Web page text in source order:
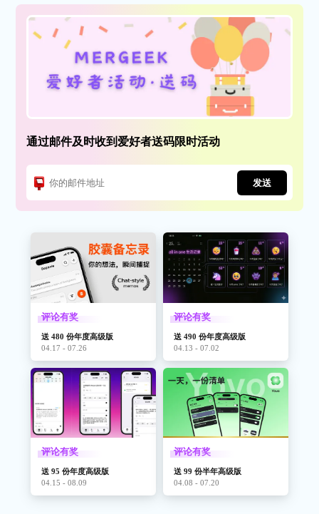
通过邮件及时收到爱好者送码限时活动
发送
评论有奖
送 480 份年度高级版
04.17 - 07.26
评论有奖
送 490 份年度高级版
04.13 - 07.02
评论有奖
送 95 份年度高级版
04.15 - 08.09
评论有奖
送 99 份半年高级版
04.08 - 07.20